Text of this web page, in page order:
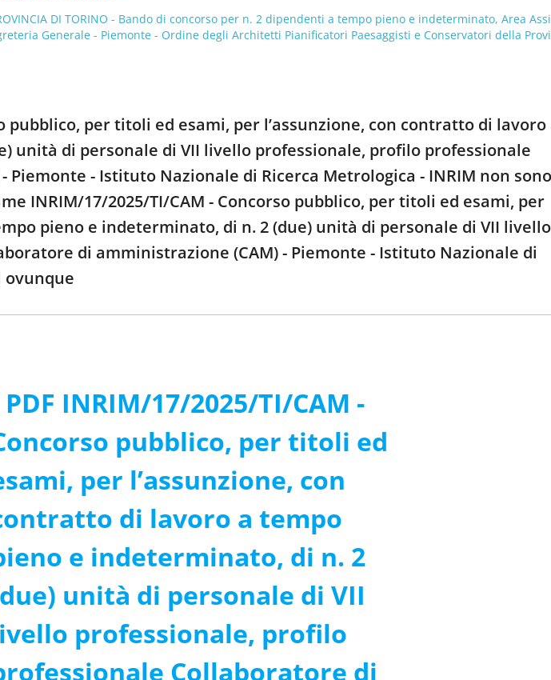
DI TORINO - Bando di concorso per n. 2 dipendenti a tempo pieno e indeterminato, Area
Generale - Piemonte - Ordine degli Architetti Pianificatori Paesaggisti e Conservatori della
pubblico, per titoli ed esami, per l’assunzione, con contratto di lavoro
unità di personale di VII livello professionale, profilo professionale
- Istituto Nazionale di Ricerca Metrologica - INRIM non sono
INRIM/17/2025/TI/CAM - Concorso pubblico, per titoli ed esami, per
pieno e indeterminato, di n. 2 (due) unità di personale di VII livello
di amministrazione (CAM) - Piemonte - Istituto Nazionale di
ovunque
PDF INRIM/17/2025/TI/CAM -
pubblico, per titoli ed
per l’assunzione, con
di lavoro a tempo
e indeterminato, di n. 2
unità di personale di VII
professionale, profilo
Collaboratore di